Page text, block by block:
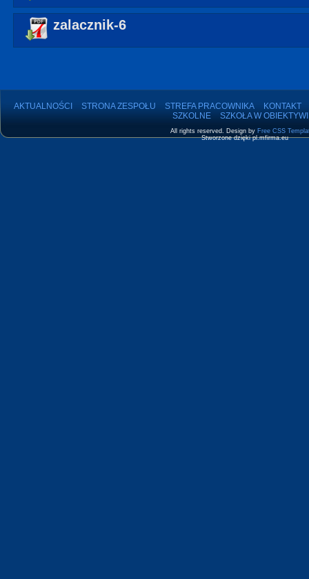
zalacznik-6
AKTUALNOŚCI STRONA ZESPOŁU STREFA PRACOWNIKA
KONTAKT
SZKOLNE
SZKOŁA W
All rights reserved. Design by Free CSS
Stworzone dzięki pl.mfirma.eu